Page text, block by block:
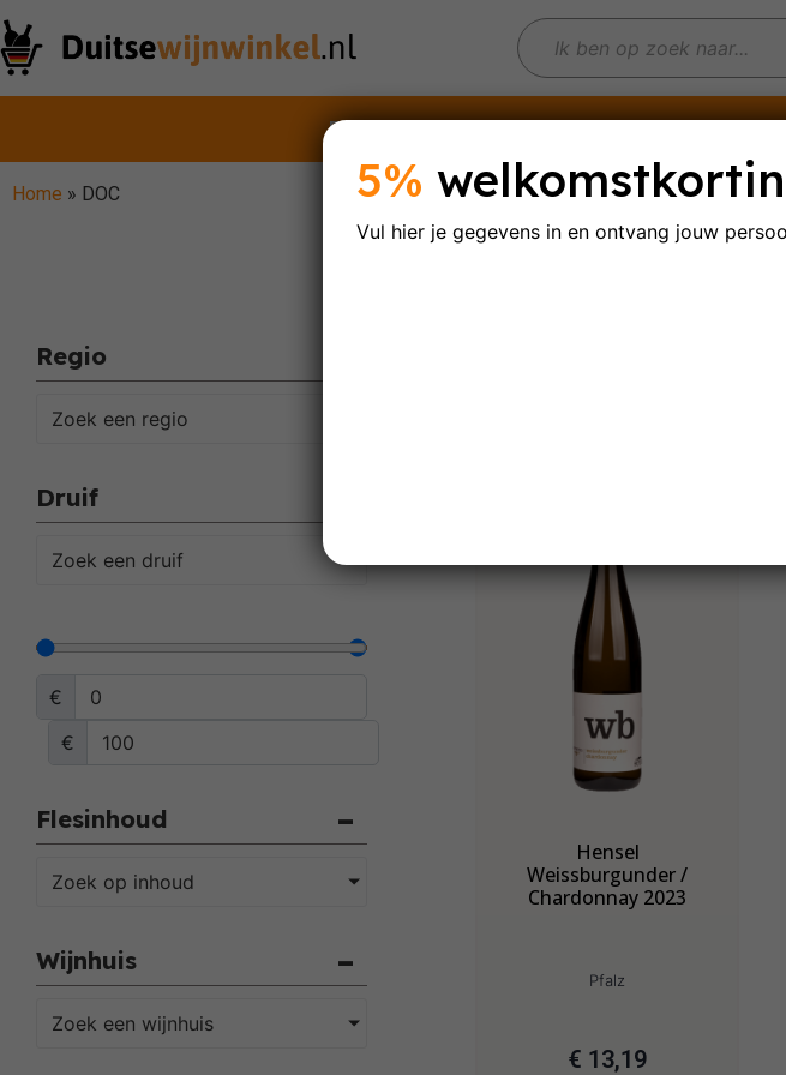
Rode wijnen Witte wijnen
Home » DOC
DOC
Regio
Zoek een regio
Druif
Zoek een druif
€
€
Flesinhoud
Zoek op inhoud
Wijnhuis
Zoek een wijnhuis
Hensel
Weissburgunder /
Chardonnay 2023
Pfalz
€ 13,19
5%
Vul hier je gegevens in en ontvang jouw